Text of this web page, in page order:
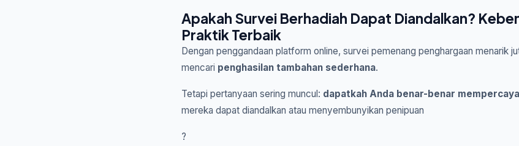
Apakah Survei Berhadiah Dapat Diandalkan?
Praktik Terbaik
Dengan penggandaan platform online, survei pemenang penghargaan menarik
mencari penghasilan tambahan sederhana.
Tetapi pertanyaan sering muncul: dapatkah Anda benar-benar
mereka dapat diandalkan atau menyembunyikan penipuan
?